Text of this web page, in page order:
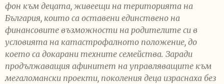
фон към децата, живеещи на територията на
България, които са оставени единствено на
финансовите възможности на родителите си в
условията на катастрофалното положение, до
което са докарани техните семейства. Заради
продължаващия афинитет на управляващите към
мегаломански проекти, поколения деца израснаха без